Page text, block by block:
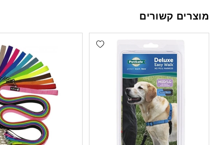
מוצרים קשורים
Add wishlist